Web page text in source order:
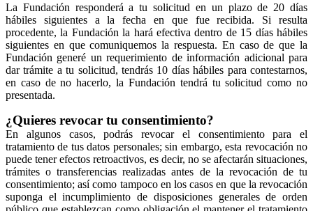
La Fundación responderá a tu solicitud en un plazo de 20 días
hábiles siguientes a la fecha en que fue recibida. Si resulta
procedente, la Fundación la hará efectiva dentro de 15 días hábiles
siguientes en que comuniquemos la respuesta. En caso de que la
Fundación generé un requerimiento de información adicional para
dar trámite a tu solicitud, tendrás 10 días hábiles para contestarnos,
en caso de no hacerlo, la Fundación tendrá tu solicitud como no
presentada.
¿Quieres revocar tu consentimiento?
En algunos casos, podrás revocar el consentimiento para el
tratamiento de tus datos personales; sin embargo, esta revocación no
puede tener efectos retroactivos, es decir, no se afectarán situaciones,
trámites o transferencias realizadas antes de la revocación de tu
consentimiento; así como tampoco en los casos en que la revocación
suponga el incumplimiento de disposiciones generales de orden